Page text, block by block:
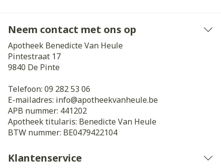
Neem contact met ons op
Apotheek Benedicte Van Heule
Pintestraat 17
9840 De Pinte
Telefoon: 09 282 53 06
E-mailadres: info@apotheekvanheule.be
APB nummer: 441202
Apotheek titularis: Benedicte Van Heule
BTW nummer: BE0479422104
Klantenservice